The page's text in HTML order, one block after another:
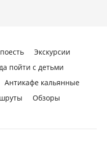
Экскурсии
пойти с детьми
Антикафе кальянные
Обзоры